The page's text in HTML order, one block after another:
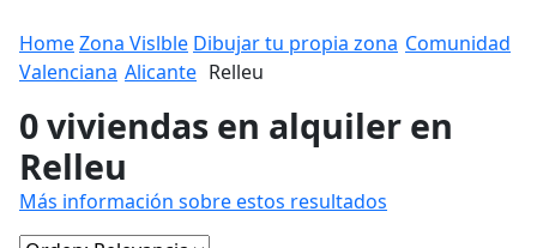
HomeZona Vislble Dibujar tu propia zona Comunidad
Valenciana Alicante Relleu
0 viviendas en alquiler en
Relleu
Más información sobre estos resultados